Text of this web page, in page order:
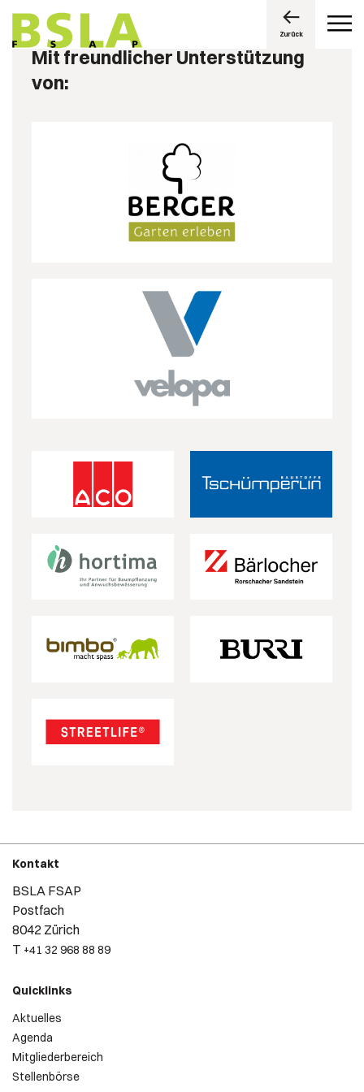
Zurück
Mit freundlicher Unterstützung
von:
Kontakt
BSLA FSAP
Postfach
8042 Zürich
T +41 32 968 88 89
Quicklinks
Aktuelles
Agenda
Mitgliederbereich
Stellenbörse